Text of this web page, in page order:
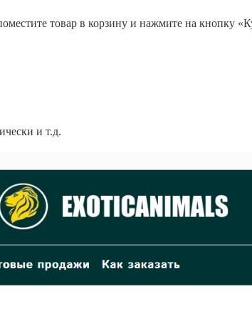
товар в корзину и нажмите на кнопку
и т.д.